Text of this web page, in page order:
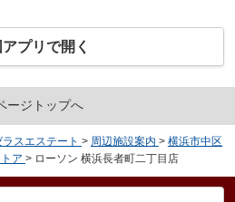
プリで開く
ージトップへ
スエステート > 周辺施設案内 > 横浜市中区
ア > ローソン 横浜長者町二丁目店